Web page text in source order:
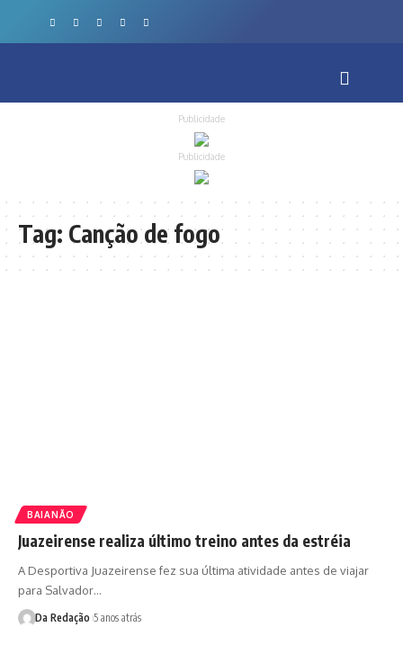
Publicidade
Publicidade
Tag: Canção de fogo
BAIANÃO
Juazeirense realiza último treino antes da estréia
A Desportiva Juazeirense fez sua última atividade antes de viajar
para Salvador…
Da Redação 5 anos atrás